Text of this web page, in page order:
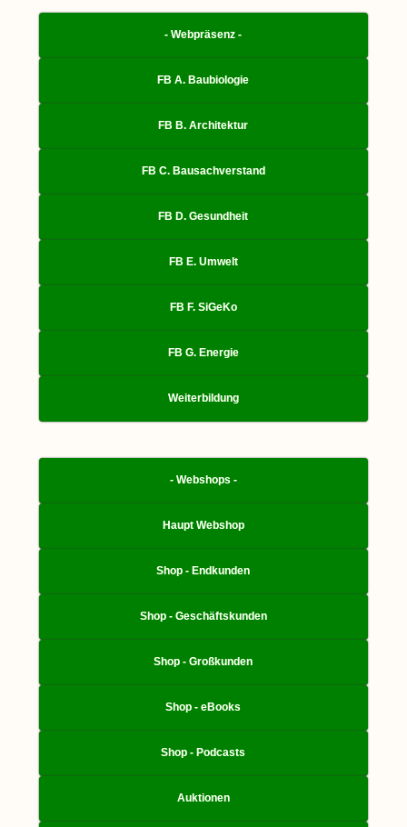
- Webpräsenz -
FB A. Baubiologie
FB B. Architektur
FB C. Bausachverstand
FB D. Gesundheit
FB E. Umwelt
FB F. SiGeKo
FB G. Energie
Weiterbildung
- Webshops -
Haupt Webshop
Shop - Endkunden
Shop - Geschäftskunden
Shop - Großkunden
Shop - eBooks
Shop - Podcasts
Auktionen